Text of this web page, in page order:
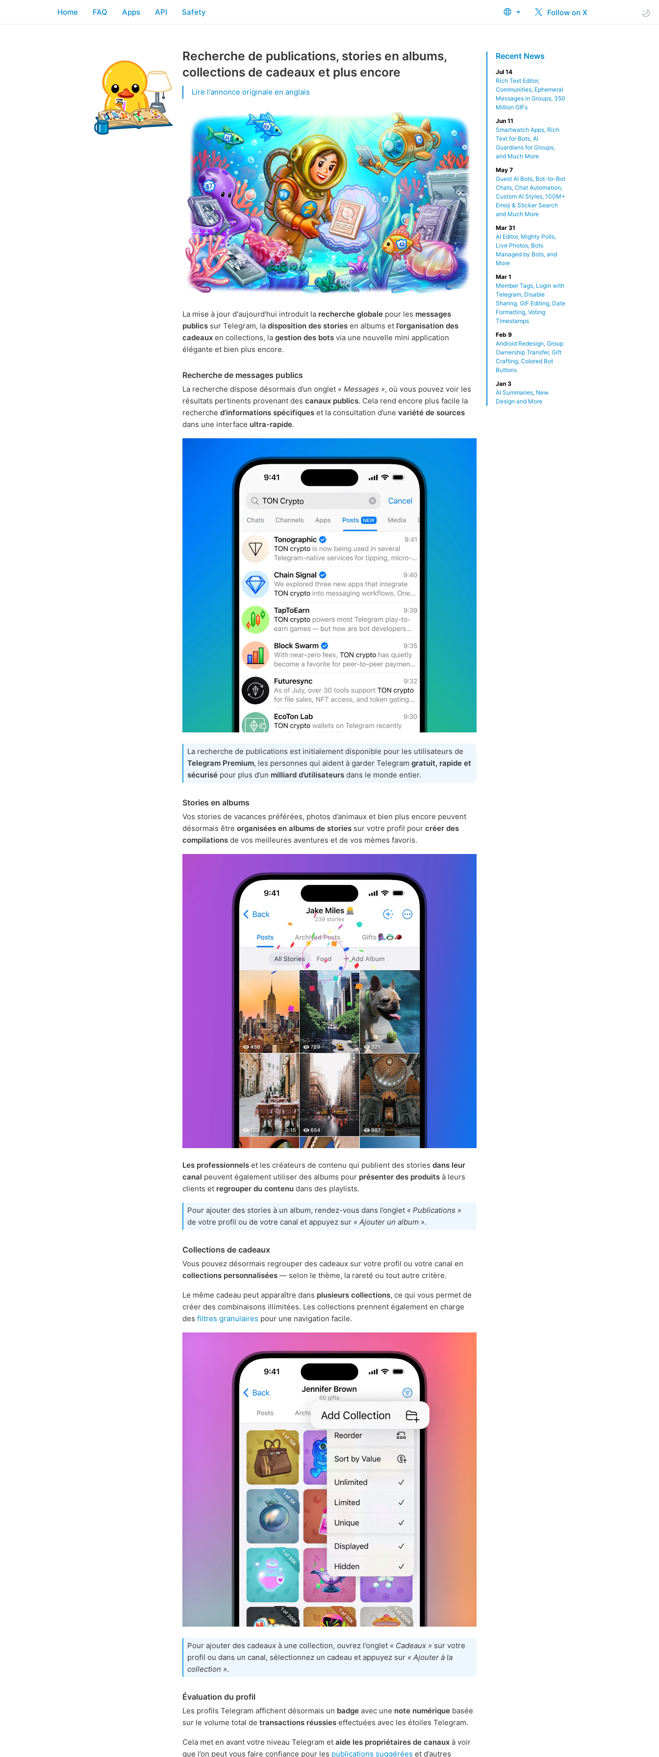
Follow on X
Home FAQ Apps API Safety
Recent News
Jul 14
Rich Text Editor,
Communities, Ephemeral
Messages in Groups, 350
Million GIFs
Jun 11
Smartwatch Apps, Rich
Text for Bots, AI
Guardians for Groups,
and Much More
May 7
Guest AI Bots, Bot-to-Bot
Chats, Chat Automation,
Custom AI Styles, 100M+
Emoji & Sticker Search
and Much More
Mar 31
AI Editor, Mighty Polls,
Live Photos, Bots
Managed by Bots, and
More
Mar 1
Member Tags, Login with
Telegram, Disable
Sharing, GIF Editing, Date
Formatting, Voting
Timestamps
Feb 9
Android Redesign, Group
Ownership Transfer, Gift
Crafting, Colored Bot
Buttons
Jan 3
AI Summaries, New
Design and More
Recherche de publications, stories en albums,
collections de cadeaux et plus encore
Lire l'annonce originale en anglais
La mise à jour d'aujourd'hui introduit la recherche globale pour les messages
publics sur Telegram, la disposition des stories en albums et l’organisation des
cadeaux en collections, la gestion des bots via une nouvelle mini application
élégante et bien plus encore.
Recherche de messages publics
La recherche dispose désormais d’un onglet « Messages », où vous pouvez voir les
résultats pertinents provenant des canaux publics. Cela rend encore plus facile la
recherche d’informations spécifiques et la consultation d’une variété de sources
dans une interface ultra-rapide.
La recherche de publications est initialement disponible pour les utilisateurs de
Telegram Premium, les personnes qui aident à garder Telegram gratuit, rapide et
sécurisé pour plus d’un milliard d’utilisateurs dans le monde entier.
Stories en albums
Vos stories de vacances préférées, photos d’animaux et bien plus encore peuvent
désormais être organisées en albums de stories sur votre profil pour créer des
compilations de vos meilleures aventures et de vos mèmes favoris.
Les professionnels et les créateurs de contenu qui publient des stories dans leur
canal peuvent également utiliser des albums pour présenter des produits à leurs
clients et regrouper du contenu dans des playlists.
Pour ajouter des stories à un album, rendez-vous dans l’onglet « Publications »
de votre profil ou de votre canal et appuyez sur « Ajouter un album ».
Collections de cadeaux
Vous pouvez désormais regrouper des cadeaux sur votre profil ou votre canal en
collections personnalisées — selon le thème, la rareté ou tout autre critère.
Le même cadeau peut apparaître dans plusieurs collections, ce qui vous permet de
créer des combinaisons illimitées. Les collections prennent également en charge
des filtres granulaires pour une navigation facile.
Pour ajouter des cadeaux à une collection, ouvrez l’onglet « Cadeaux » sur votre
profil ou dans un canal, sélectionnez un cadeau et appuyez sur « Ajouter à la
collection ».
Évaluation du profil
Les profils Telegram affichent désormais un badge avec une note numérique basée
sur le volume total de transactions réussies effectuées avec les étoiles Telegram.
Cela met en avant votre niveau Telegram et aide les propriétaires de canaux à voir
que l’on peut vous faire confiance pour les publications suggérées et d’autres